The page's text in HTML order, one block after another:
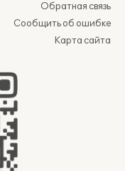
Обратная связь
Сообщить об ошибке
Карта сайта